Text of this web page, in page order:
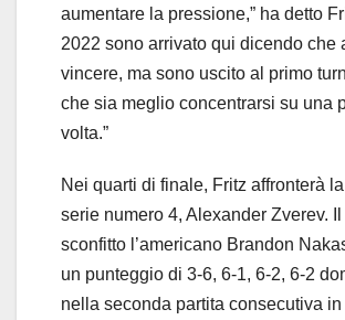
aumentare la pressione,” ha detto
2022 sono arrivato qui dicendo che
vincere, ma sono uscito al primo
che sia meglio concentrarsi su una
volta.”
Nei quarti di finale, Fritz affronterà
serie numero 4, Alexander Zverev.
sconfitto l’americano Brandon
un punteggio di 3-6, 6-1, 6-2, 6-2
nella seconda partita consecutiva